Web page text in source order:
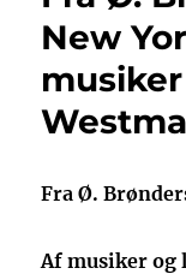
New
Fra Ø.
Af musiker og